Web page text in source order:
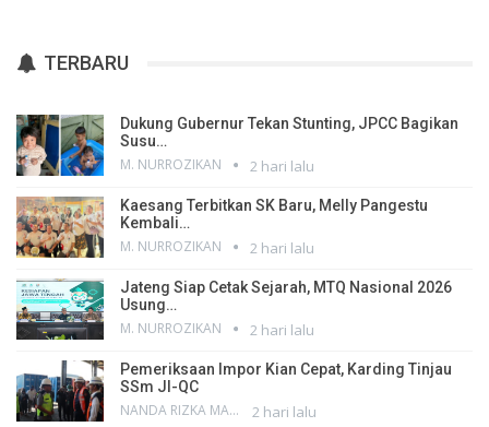
TERBARU
Dukung Gubernur Tekan Stunting, JPCC Bagikan
Susu…
M. NURROZIKAN 2 hari lalu
Kaesang Terbitkan SK Baru, Melly Pangestu
Kembali…
M. NURROZIKAN 2 hari lalu
Jateng Siap Cetak Sejarah, MTQ Nasional 2026
Usung…
M. NURROZIKAN 2 hari lalu
Pemeriksaan Impor Kian Cepat, Karding Tinjau
SSm JI-QC
NANDA RIZKA MAHENDRA 2 hari lalu